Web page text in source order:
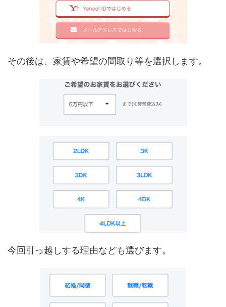
その後は、家賃や希望の間取り等を選択します。
今回引っ越しする理由なども選びます。